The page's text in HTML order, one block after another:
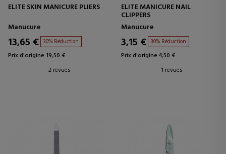
ELITE SKIN MANICURE PLIERS
Manucure
13,65 € 30% Réduction
Prix d'origine 19,50 €
2 revues
ELITE MANICURE NAIL
CLIPPERS
Manucure
3,15 € 30% Réduction
Prix d'origine 4,50 €
1 revues